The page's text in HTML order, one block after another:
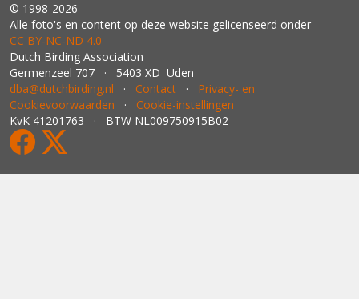
© 1998-2026
Alle foto's en content op deze website gelicenseerd onder
CC BY‑NC‑ND 4.0
Dutch Birding Association
Germenzeel 707 · 5403 XD Uden
dba@dutchbirding.nl · Contact · Privacy- en
Cookievoorwaarden · Cookie-instellingen
KvK 41201763 · BTW NL009750915B02